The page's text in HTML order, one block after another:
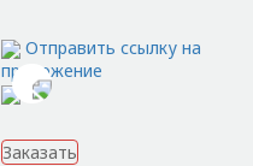
Отправить ссылку на
приложение
Заказать